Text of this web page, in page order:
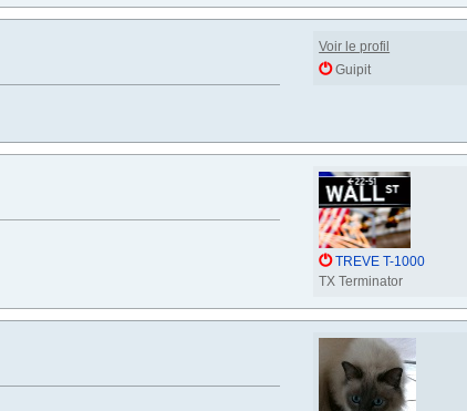
Voir le profil
Guipit
TREVE T-1000
TX Terminator